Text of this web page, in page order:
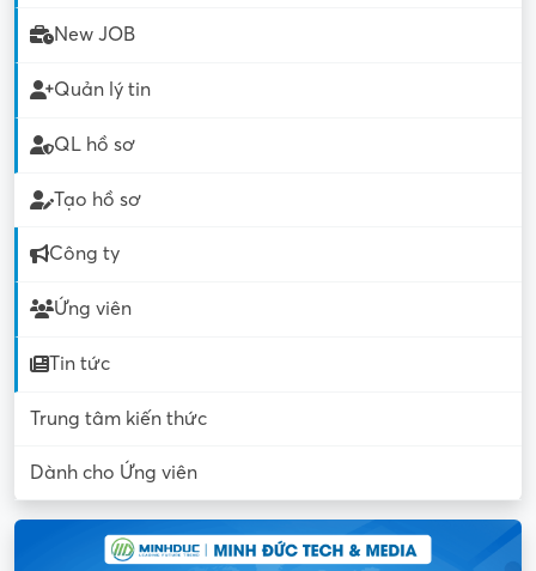
New JOB
Quản lý tin
QL hồ sơ
Tạo hồ sơ
Công ty
Ứng viên
Tin tức
Trung tâm kiến thức
Dành cho Ứng viên